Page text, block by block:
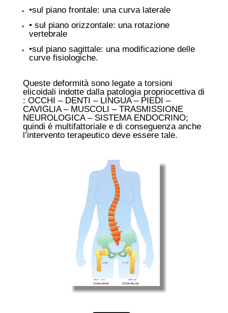
•sul piano frontale: una curva laterale
• sul piano orizzontale: una rotazione
vertebrale
•sul piano sagittale: una modificazione delle
curve fisiologiche.
Queste deformità sono legate a torsioni
elicoidali indotte dalla patologia propriocettiva di
: OCCHI – DENTI – LINGUA – PIEDI –
CAVIGLIA – MUSCOLI – TRASMISSIONE
NEUROLOGICA – SISTEMA ENDOCRINO;
quindi é multifattoriale e di conseguenza anche
l’intervento terapeutico deve essere tale.